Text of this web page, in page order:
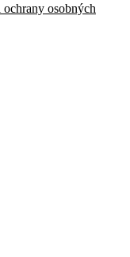
ochrany osobných